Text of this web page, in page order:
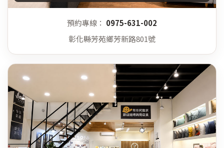
預約專線： 0975-631-002
彰化縣芳苑鄉芳新路801號